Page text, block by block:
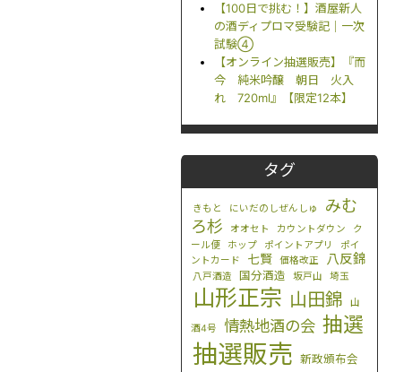
【100日で挑む！】酒屋新人
の酒ディプロマ受験記｜一次
試験④
【オンライン抽選販売】『而
今 純米吟醸 朝日 火入
れ 720ml』【限定12本】
タグ
きもと にいだのしぜんしゅ
みむ
ろ杉
オオセト カウントダウン
ク
ール便
ホップ ポイントアプリ
ポイ
ントカード
七賢 価格改正 八反錦
八戸酒造 国分酒造 坂戸山 埼玉
山形正宗 山田錦 山
酒4号 情熱地酒の会 抽選
抽選販売 新政頒布会